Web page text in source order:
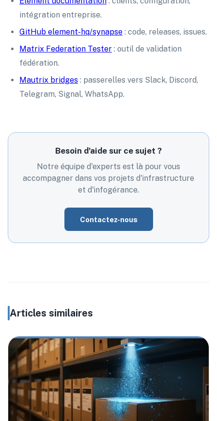
intégration entreprise.
GitHub element-hq/synapse : code, releases, issues.
Matrix Federation Tester : outil de validation
fédération.
Mautrix bridges : passerelles vers Slack, Discord,
Telegram, Signal, WhatsApp.
Besoin d'aide sur ce sujet ?
Notre équipe d'experts est là pour vous
accompagner dans vos projets d'infrastructure
et d'infogérance.
Contactez-nous
Articles similaires